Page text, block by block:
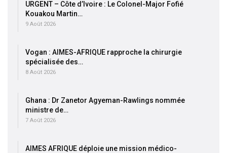
URGENT – Côte d’Ivoire : Le Colonel-Major Fofié
Kouakou Martin…
9 Août 2026
Vogan : AIMES-AFRIQUE rapproche la chirurgie
spécialisée des…
8 Août 2026
Ghana : Dr Zanetor Agyeman-Rawlings nommée
ministre de…
7 Août 2026
AIMES AFRIQUE déploie une mission médico-